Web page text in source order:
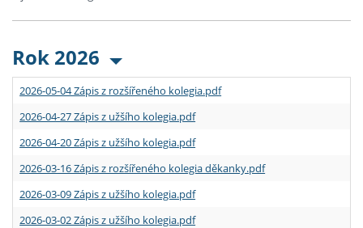
Rok 2026
2026-05-04 Zápis z rozšířeného kolegia.pdf
2026-04-27 Zápis z užšího kolegia.pdf
2026-04-20 Zápis z užšího kolegia.pdf
2026-03-16 Zápis z rozšířeného kolegia děkanky.pdf
2026-03-09 Zápis z užšího kolegia.pdf
2026-03-02 Zápis z užšího kolegia.pdf